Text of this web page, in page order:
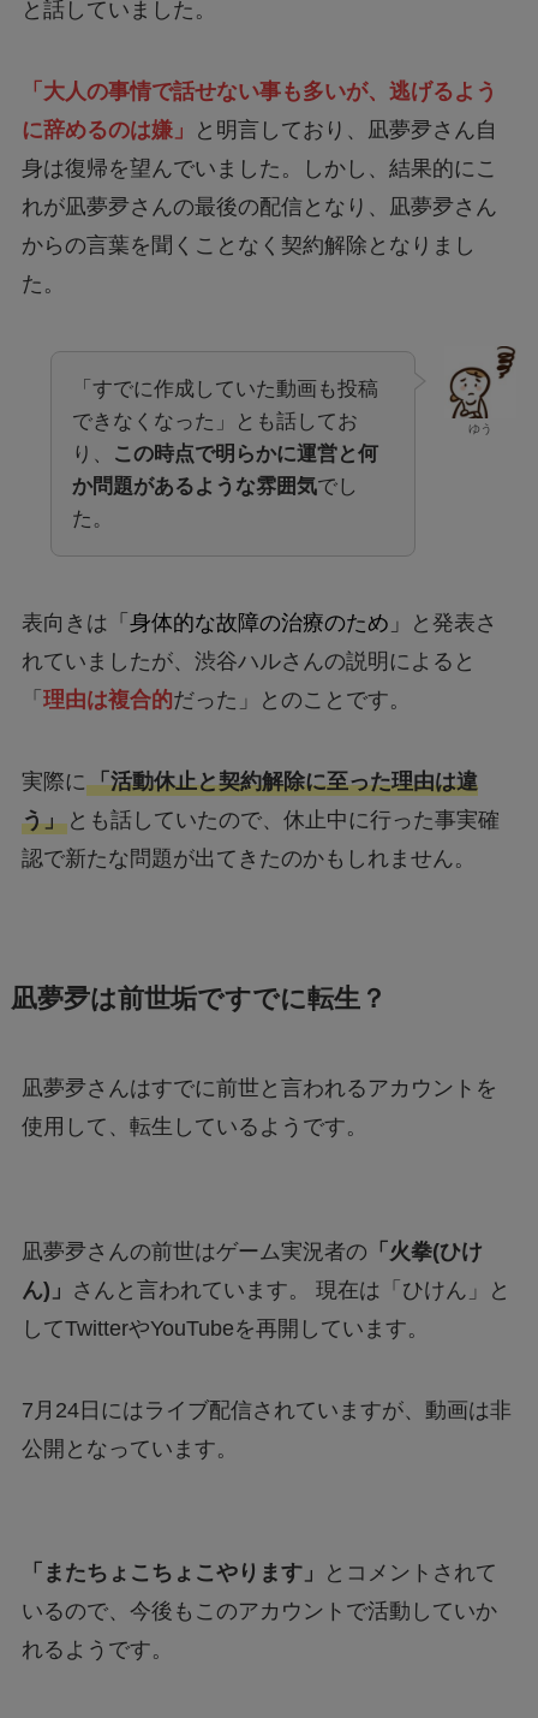
と話していました。
「大人の事情で話せない事も多いが、逃げるよう
に辞めるのは嫌」
と明言しており、凪夢夛さん自
身は復帰を望んでいました。しかし、結果的にこ
れが凪夢夛さんの最後の配信となり、凪夢夛さん
からの言葉を聞くことなく契約解除となりまし
た。
ゆう
「すでに作成していた動画も投稿
できなくなった」とも話してお
り、
この時点で明らかに運営と何
か問題があるような雰囲気でし
た。
表向きは 「身体的な故障の治療のため」
と発表さ
れていましたが、渋谷ハルさんの説明によると
「 理由は複合的だった」とのことです。
実際に「活動休止と契約解除に至った理由は違
う」とも話していたので、休止中に行った事実確
認で新たな問題が出てきたのかもしれません。
凪夢夛は前世垢ですでに転生？
凪夢夛さんはすでに前世と言われるアカウントを
使用して、転生しているようです。
凪夢夛さんの前世はゲーム実況者の 「火拳(ひけ
ん)」 さんと言われています。 現在は「ひけん」と
してTwitterやYouTubeを再開しています。
7月24日にはライブ配信されていますが、動画は非
公開となっています。
「またちょこちょこやります」
とコメントされて
いるので、今後もこのアカウントで活動していか
れるようです。